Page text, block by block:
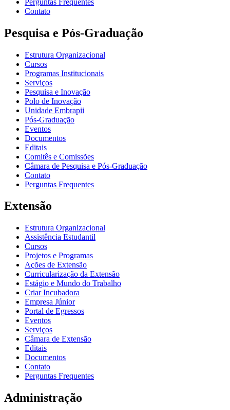
Contato
Pesquisa e Pós-Graduação
Estrutura Organizacional
Cursos
Programas Institucionais
Serviços
Pesquisa e Inovação
Polo de Inovação
Unidade Embrapii
Pós-Graduação
Eventos
Documentos
Editais
Comitês e Comissões
Câmara de Pesquisa e Pós-Graduação
Contato
Perguntas Frequentes
Extensão
Estrutura Organizacional
Assistência Estudantil
Cursos
Projetos e Programas
Ações de Extensão
Curricularização da Extensão
Estágio e Mundo do Trabalho
Criar Incubadora
Empresa Júnior
Portal de Egressos
Eventos
Serviços
Câmara de Extensão
Editais
Documentos
Contato
Perguntas Frequentes
Administração